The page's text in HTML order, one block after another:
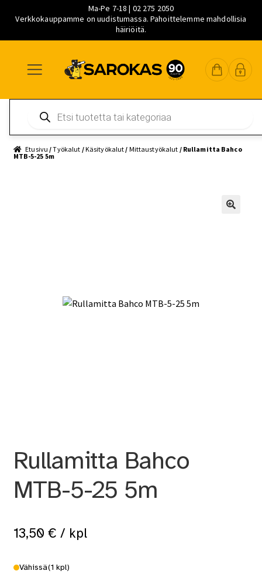
Ma-Pe 7-18 | 02 275 2050
Verkkokauppamme on uudistumassa. Pahoittelemme mahdollisia
häiriöitä.
navigointiin
sisältöön
pääsisältöön
search
Etusivu /Työkalut /Käsityökalut / Mittaustyökalut / Rullamitta Bahco
MTB-5-25 5m
Rullamitta Bahco
MTB-5-25 5m
13,50 € / kpl
Vähissä(1 kpl)